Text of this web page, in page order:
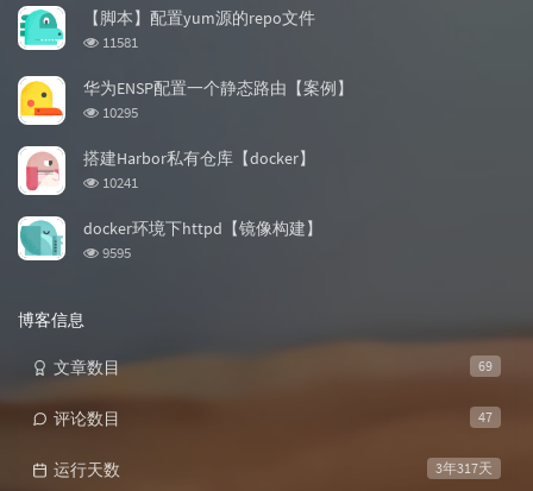
次
数:
【脚本】配置yum源的repo文件
浏
次
数:
11581
华为ENSP配置一个静态路由【案例】
浏
次
数:
10295
搭建Harbor私有仓库【docker】
浏
次
10241
docker环境下httpd【镜像构建】
浏
9595
博客信息
69
文章数目
47
评论数目
3年317天
运行天数